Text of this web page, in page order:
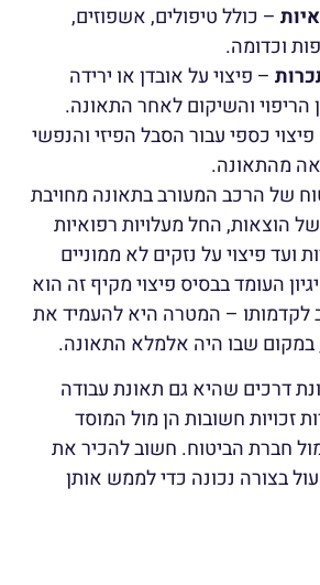
– כולל טיפולים, אשפוזים,
וכדומה.
– פיצוי על אובדן או ירידה
הריפוי והשיקום לאחר התאונה.
כספי עבור הסבל הפיזי והנפשי
מהתאונה.
של הרכב המעורב בתאונה מחויבת
הוצאות, החל מעלויות רפואיות
ועד פיצוי על נזקים לא ממוניים
העומד בבסיס פיצוי מקיף זה הוא
לקדמותו – המטרה היא להעמיד את
במקום שבו היה אלמלא התאונה.
דרכים שהיא גם תאונת עבודה
זכויות חשובות הן מול המוסד
חברת הביטוח. חשוב להכיר את
בצורה נכונה כדי לממש אותן